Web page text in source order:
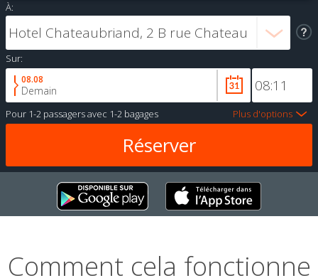
À:
Sur:
08.08
Demain
Pour 1-2 passagersavec 1-2 bagages Plus d'options
Comment cela fonctionne